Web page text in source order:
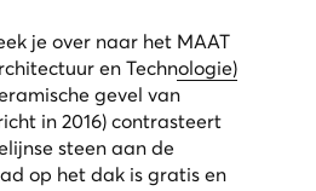
je over naar het MAAT
en Technologie)
gevel van
in 2016) contrasteert
steen aan de
op het dak is gratis en